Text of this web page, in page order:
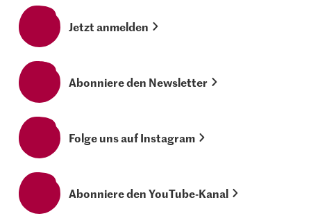
Jetzt anmelden
Abonniere den Newsletter
Folge uns auf Instagram
Abonniere den YouTube-Kanal